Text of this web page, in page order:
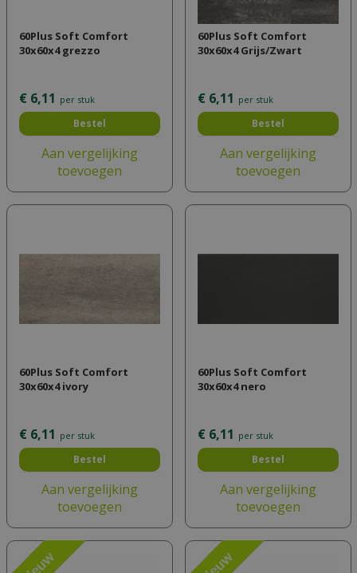
60Plus Soft Comfort
30x60x4 grezzo
€ 6,11 per stuk
Bestel
Aan vergelijking
toevoegen
60Plus Soft Comfort
30x60x4 Grijs/Zwart
€ 6,11 per stuk
Bestel
Aan vergelijking
toevoegen
60Plus Soft Comfort
30x60x4 ivory
€ 6,11 per stuk
Bestel
Aan vergelijking
toevoegen
60Plus Soft Comfort
30x60x4 nero
€ 6,11 per stuk
Bestel
Aan vergelijking
toevoegen